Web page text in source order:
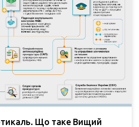
Що таке Вищий